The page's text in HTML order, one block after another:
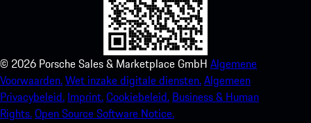
© 2026 Porsche Sales & Marketplace GmbH Algemene
Voorwaarden.Wet inzake digitale diensten.Algemeen
Privacybeleid. Imprint.Cookiebeleid. Business & Human
Rights.Open Source Software Notice.